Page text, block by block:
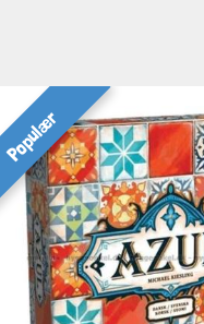
Populær